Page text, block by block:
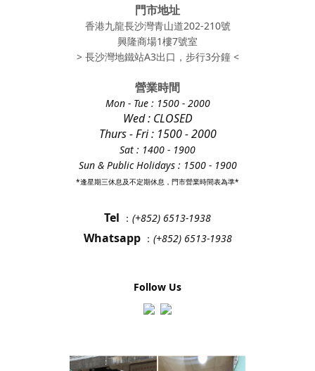
門市地址
香港九龍長沙灣青山道202-210號
興隆商場1樓7號室
> 長沙灣地鐵站A3出口，步行3分鐘 <
營業時間
Mon - Tue: 1500 - 2000
Wed : CLOSED
Thurs - Fri: 1500 - 2000
Sat : 1400 - 1900
Sun & Public Holidays : 1500 - 1900
*逢星期三休息及不定期休息，門市營業時間表為準*
Tel ： (+852) 6513-1938
Whatsapp ： (+852) 6513-1938
Follow Us